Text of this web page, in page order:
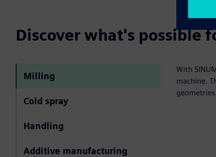
Discover what's possible
Milling
Cold spray
Handling
Additive manufacturing
With
machine.
geometries.